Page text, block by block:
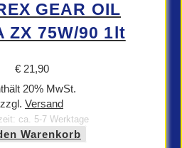
GEAR OIL
ZX 75W/90 1lt
€21,90
20% MwSt.
zzgl. Versand
ca. 5-7 Werktage
Warenkorb